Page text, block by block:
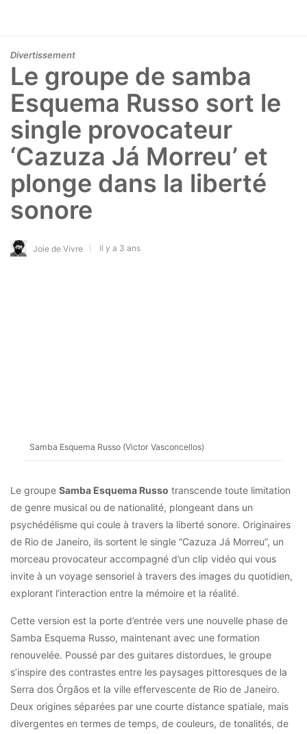
Divertissement
Le groupe de samba
Esquema Russo sort le
single provocateur
‘Cazuza Já Morreu’ et
plonge dans la liberté
sonore
Joie de Vivre il y a 3 ans
Samba Esquema Russo (Victor Vasconcellos)
Le groupe Samba Esquema Russo transcende toute limitation
de genre musical ou de nationalité, plongeant dans un
psychédélisme qui coule à travers la liberté sonore. Originaires
de Rio de Janeiro, ils sortent le single “Cazuza Já Morreu”, un
morceau provocateur accompagné d’un clip vidéo qui vous
invite à un voyage sensoriel à travers des images du quotidien,
explorant l’interaction entre la mémoire et la réalité.
Cette version est la porte d’entrée vers une nouvelle phase de
Samba Esquema Russo, maintenant avec une formation
renouvelée. Poussé par des guitares distordues, le groupe
s’inspire des contrastes entre les paysages pittoresques de la
Serra dos Órgãos et la ville effervescente de Rio de Janeiro.
Deux origines séparées par une courte distance spatiale, mais
divergentes en termes de temps, de couleurs, de tonalités, de